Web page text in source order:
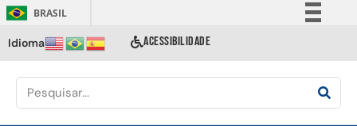
BRASIL
Comunica BR
Acesso à informação
Idioma ACESSIBILIDADE